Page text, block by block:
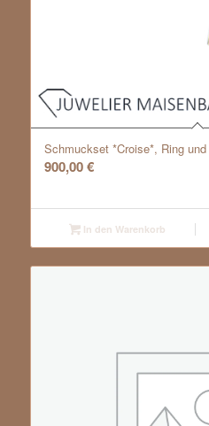
Schmuckset *Croise*, Ring
900,00€
In den Warenkorb